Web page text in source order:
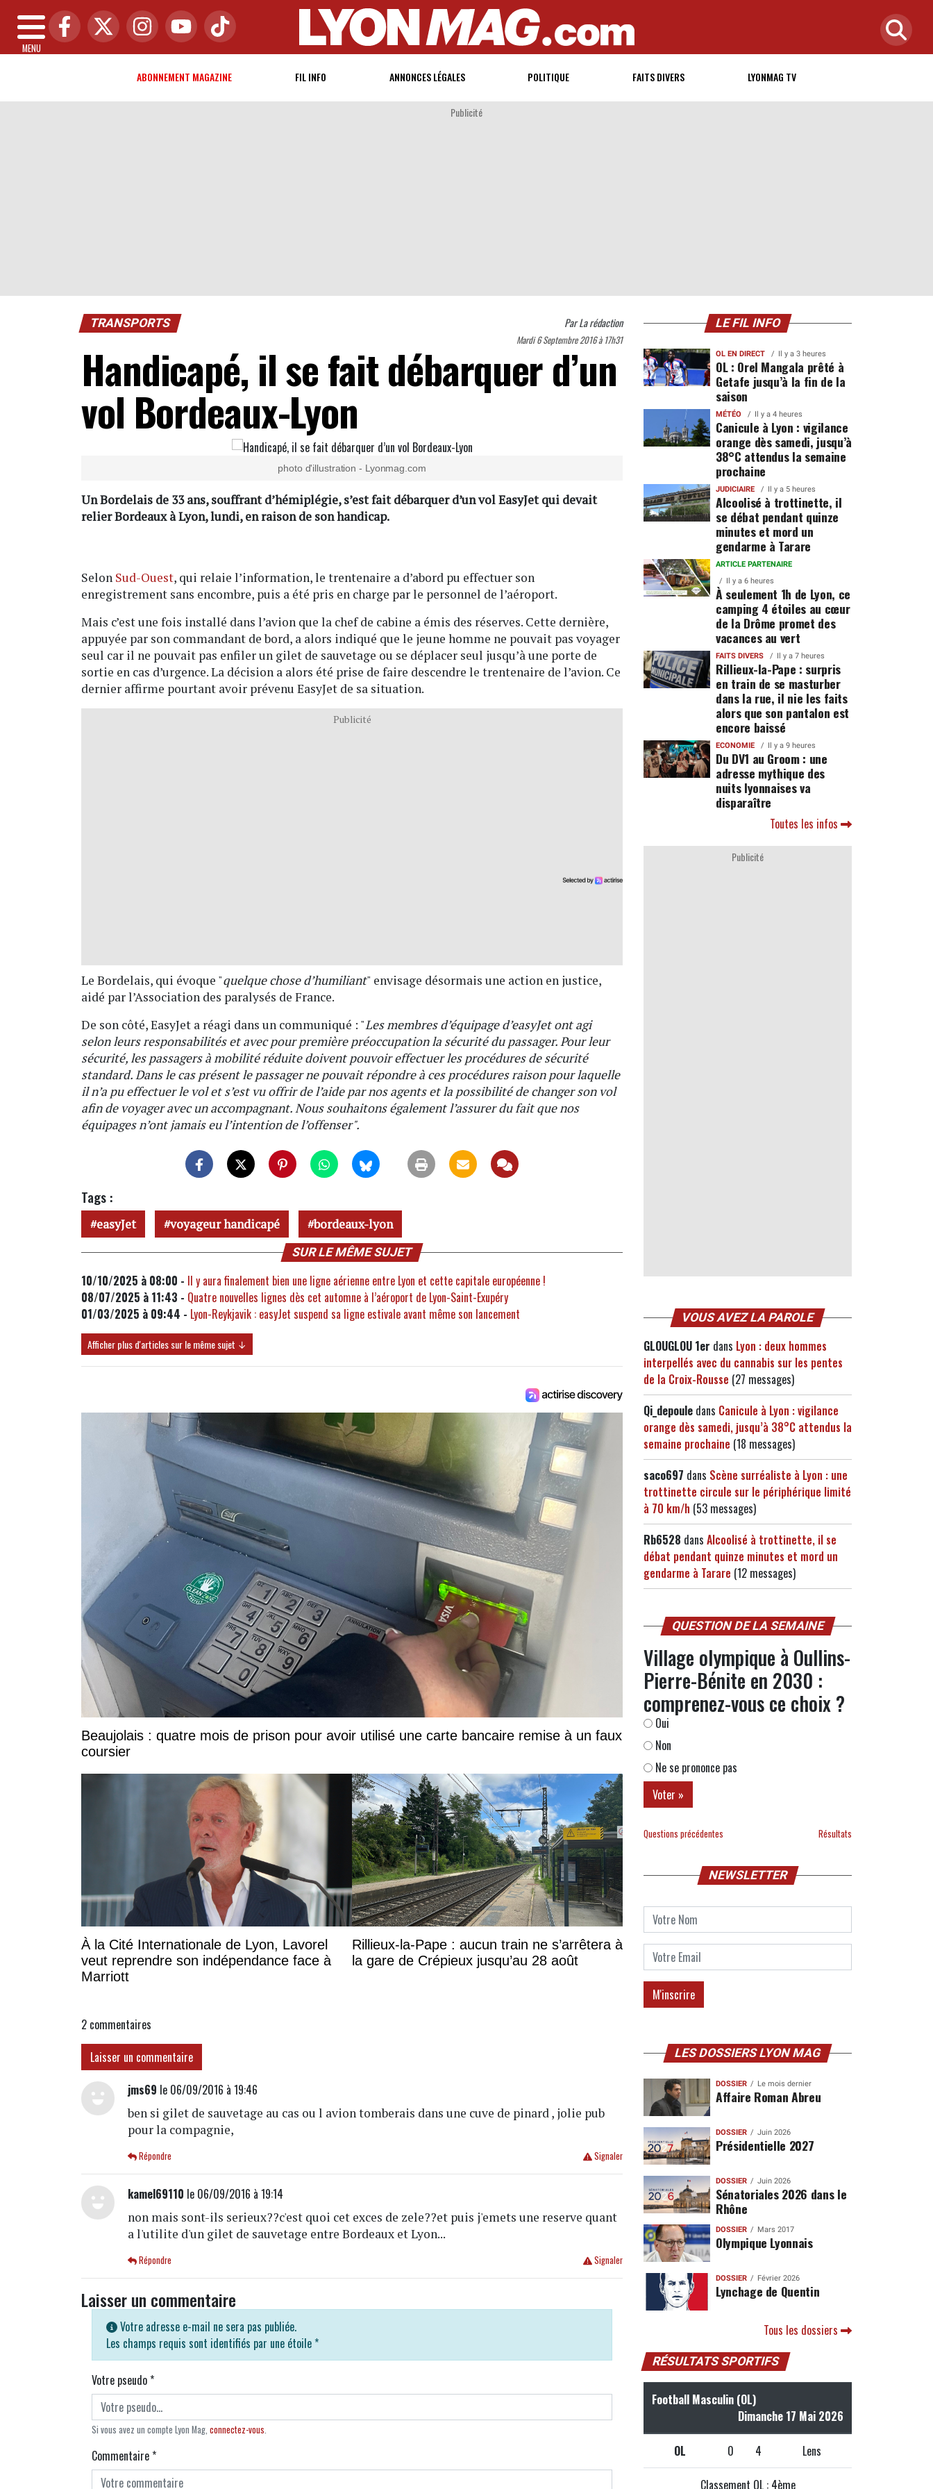
MENU
ABONNEMENT MAGAZINE FIL INFO ANNONCES LÉGALES POLITIQUE FAITS DIVERS LYONMAG TV
Publicité
TRANSPORTS ParLa rédaction
Mardi 6 Septembre 2016 à 17h31
Handicapé, il se fait débarquer d’un
vol Bordeaux-Lyon
photo d'illustration - Lyonmag.com
Un Bordelais de 33 ans, souffrant d’hémiplégie, s’est fait débarquer d’un vol EasyJet qui devait
relier Bordeaux à Lyon, lundi, en raison de son handicap.
Selon Sud-Ouest, qui relaie l’information, le trentenaire a d’abord pu effectuer son
enregistrement sans encombre, puis a été pris en charge par le personnel de l’aéroport.
Mais c’est une fois installé dans l’avion que la chef de cabine a émis des réserves. Cette dernière,
appuyée par son commandant de bord, a alors indiqué que le jeune homme ne pouvait pas voyager
seul car il ne pouvait pas enfiler un gilet de sauvetage ou se déplacer seul jusqu’à une porte de
sortie en cas d’urgence. La décision a alors été prise de faire descendre le trentenaire de l’avion. Ce
dernier affirme pourtant avoir prévenu EasyJet de sa situation.
Publicité
Le Bordelais, qui évoque "quelque chose d’humiliant" envisage désormais une action en justice,
aidé par l’Association des paralysés de France.
De son côté, EasyJet a réagi dans un communiqué : "Les membres d’équipage d’easyJet ont agi
selon leurs responsabilités et avec pour première préoccupation la sécurité du passager. Pour leur
sécurité, les passagers à mobilité réduite doivent pouvoir effectuer les procédures de sécurité
standard. Dans le cas présent le passager ne pouvait répondre à ces procédures raison pour laquelle
il n’a pu effectuer le vol et s’est vu offrir de l’aide par nos agents et la possibilité de changer son vol
afin de voyager avec un accompagnant. Nous souhaitons également l’assurer du fait que nos
équipages n’ont jamais eu l’intention de l’offenser".
Tags :
easyJet voyageur handicapé bordeaux-lyon
SUR LE MÊME SUJET
10/10/2025 à 08:00 - Il y aura finalement bien une ligne aérienne entre Lyon et cette capitale européenne !
08/07/2025 à 11:43 - Quatre nouvelles lignes dès cet automne à l’aéroport de Lyon-Saint-Exupéry
01/03/2025 à 09:44 - Lyon-Reykjavik : easyJet suspend sa ligne estivale avant même son lancement
Afficher plus d'articles sur le même sujet ↓
Beaujolais : quatre mois de prison pour avoir utilisé une carte bancaire remise à un faux
coursier
À la Cité Internationale de Lyon, Lavorel
veut reprendre son indépendance face à
Marriott
Rillieux-la-Pape : aucun train ne s’arrêtera à
la gare de Crépieux jusqu’au 28 août
2 commentaires
Laisser un commentaire
jms69 le 06/09/2016 à 19:46
ben si gilet de sauvetage au cas ou l avion tomberais dans une cuve de pinard , jolie pub
pour la compagnie,
Signaler
Répondre
kamel69110 le 06/09/2016 à 19:14
non mais sont-ils serieux??c'est quoi cet exces de zele??et puis j'emets une reserve quant
a l'utilite d'un gilet de sauvetage entre Bordeaux et Lyon...
Signaler
Répondre
Laisser un commentaire
Votre adresse e-mail ne sera pas publiée.
Les champs requis sont identifiés par une étoile *
Votre pseudo*
Si vous avez un compte Lyon Mag, connectez-vous.
Commentaire*
LE FIL INFO
OL EN DIRECT Il y a 3 heures
OL : Orel Mangala prêté à
Getafe jusqu’à la fin de la
saison
MÉTÉO Il y a 4 heures
Canicule à Lyon : vigilance
orange dès samedi, jusqu’à
38°C attendus la semaine
prochaine
JUDICIAIRE Il y a 5 heures
Alcoolisé à trottinette, il
se débat pendant quinze
minutes et mord un
gendarme à Tarare
ARTICLE PARTENAIRE
Il y a 6 heures
À seulement 1h de Lyon, ce
camping 4 étoiles au cœur
de la Drôme promet des
vacances au vert
FAITS DIVERS Il y a 7 heures
Rillieux-la-Pape : surpris
en train de se masturber
dans la rue, il nie les faits
alors que son pantalon est
encore baissé
ECONOMIE Il y a 9 heures
Du DV1 au Groom : une
adresse mythique des
nuits lyonnaises va
disparaître
Toutes les infos
Publicité
VOUS AVEZ LA PAROLE
GLOUGLOU 1er dans Lyon : deux hommes
interpellés avec du cannabis sur les pentes
de la Croix-Rousse (27 messages)
Qi_depoule dans Canicule à Lyon : vigilance
orange dès samedi, jusqu’à 38°C attendus la
semaine prochaine (18 messages)
saco697 dans Scène surréaliste à Lyon : une
trottinette circule sur le périphérique limité
à 70 km/h (53 messages)
Rb6528 dans Alcoolisé à trottinette, il se
débat pendant quinze minutes et mord un
gendarme à Tarare (12 messages)
QUESTION DE LA SEMAINE
Village olympique à Oullins-
Pierre-Bénite en 2030 :
comprenez-vous ce choix ?
Oui
Non
Ne se prononce pas
Questions précédentes Résultats
NEWSLETTER
LES DOSSIERS LYON MAG
DOSSIER Le mois dernier
Affaire Roman Abreu
DOSSIER Juin 2026
Présidentielle 2027
DOSSIER Juin 2026
Sénatoriales 2026 dans le
Rhône
DOSSIER Mars 2017
Olympique Lyonnais
DOSSIER Février 2026
Lynchage de Quentin
Tous les dossiers
RÉSULTATS SPORTIFS
Football Masculin (OL)
Dimanche 17 Mai 2026
OL 0 4 Lens
Classement OL : 4ème